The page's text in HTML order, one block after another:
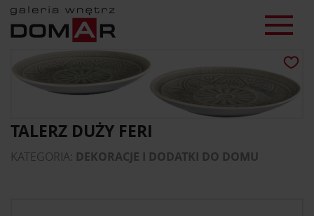
TALERZ DUŻY FERI
KATEGORIA: DEKORACJE I DODATKI DO DOMU